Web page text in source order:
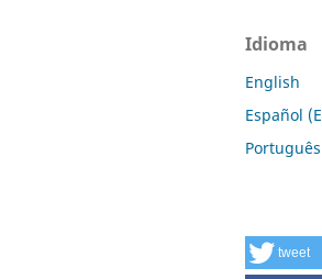
Idioma
English
Español
tweet